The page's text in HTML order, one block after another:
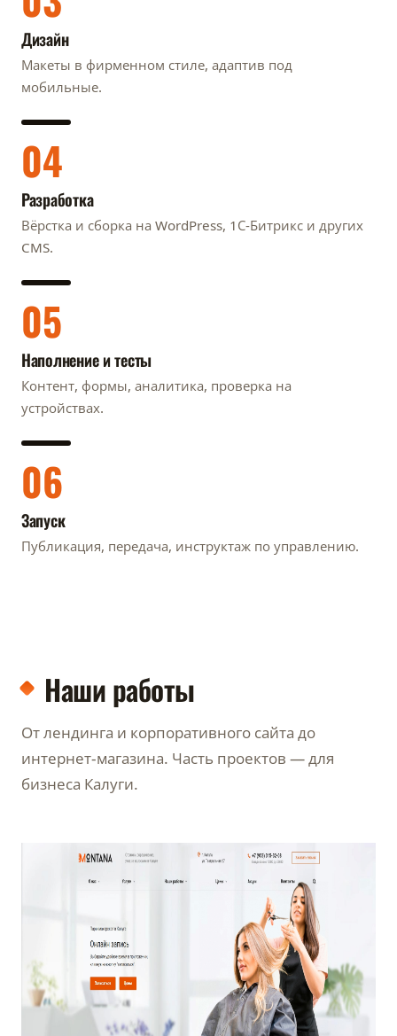
Дизайн
Макеты в фирменном стиле, адаптив под
мобильные.
04
Разработка
Вёрстка и сборка на WordPress, 1С-Битрикс и других
CMS.
05
Наполнение и тесты
Контент, формы, аналитика, проверка на
устройствах.
06
Запуск
Публикация, передача, инструктаж по управлению.
Наши работы
От лендинга и корпоративного сайта до
интернет-магазина. Часть проектов — для
бизнеса Калуги.